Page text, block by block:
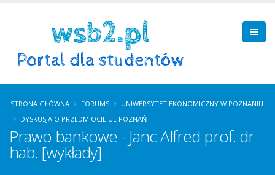
STRONA GŁÓWNA FORUMS
UNIWERSYTET EKONOMICZNY W POZNANIU
DYSKUSJA O PRZEDMIOCIE UE POZNAŃ
Prawo bankowe - Janc Alfred prof. dr
hab. [wykłady]